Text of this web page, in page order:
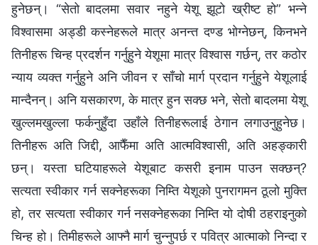
हुनेछन्। “सेतो बादलमा सवार नहुने येशू झूटो ख्रीष्ट हो” भन्‍ने
विश्‍वासमा अड्डी कस्‍नेहरूले मात्र अनन्त दण्ड भोग्नेछन्, किनभने
तिनीहरू चिन्ह प्रदर्शन गर्नुहुने येशूमा मात्र विश्‍वास गर्छन्, तर कठोर
न्याय व्यक्त गर्नुहुने अनि जीवन र साँचो मार्ग प्रदान गर्नुहुने येशूलाई
मान्दैनन्। अनि यसकारण, के मात्र हुन सक्छ भने, सेतो बादलमा येशू
खुल्लमखुल्ला फर्कनुहुँदा उहाँले तिनीहरूलाई ठेगान लगाउनुहुनेछ।
तिनीहरू अति जिद्दी, आफैँमा अति आत्मविश्‍वासी, अति अहङ्कारी
छन्। यस्ता घटियाहरूले येशूबाट कसरी इनाम पाउन सक्छन्?
सत्यता स्वीकार गर्न सक्‍नेहरूका निम्ति येशूको पुनरागमन ठूलो मुक्ति
हो, तर सत्यता स्वीकार गर्न नसक्‍नेहरूका निम्ति यो दोषी ठहराइनुको
चिन्ह हो। तिमीहरूले आफ्नै मार्ग चुन्‍नुपर्छ र पवित्र आत्माको निन्दा र